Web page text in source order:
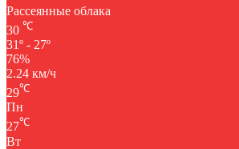
Рассеянные облака
30 ℃
31º - 27º
76%
2.24 км/ч
29℃
Пн
27℃
Вт